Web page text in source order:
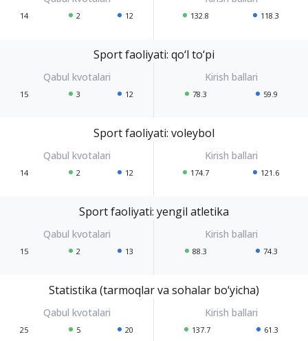
14 2 12 132.8 118.3
Sport faoliyati: qo‘l to‘pi
15 3 12 78.3 59.9
Sport faoliyati: voleybol
14 2 12 174.7 121.6
Sport faoliyati: yengil atletika
15 2 13 88.3 74.3
Statistika (tarmoqlar va sohalar bo‘yicha)
25 5 20 137.7 61.3